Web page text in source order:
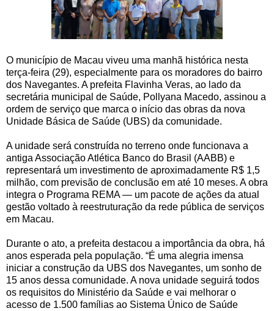
O município de Macau viveu uma manhã histórica nesta
terça-feira (29), especialmente para os moradores do bairro
dos Navegantes. A prefeita Flavinha Veras, ao lado da
secretária municipal de Saúde, Pollyana Macedo, assinou a
ordem de serviço que marca o início das obras da nova
Unidade Básica de Saúde (UBS) da comunidade.
A unidade será construída no terreno onde funcionava a
antiga Associação Atlética Banco do Brasil (AABB) e
representará um investimento de aproximadamente R$ 1,5
milhão, com previsão de conclusão em até 10 meses. A obra
integra o Programa REMA — um pacote de ações da atual
gestão voltado à reestruturação da rede pública de serviços
em Macau.
Durante o ato, a prefeita destacou a importância da obra, há
anos esperada pela população. “É uma alegria imensa
iniciar a construção da UBS dos Navegantes, um sonho de
15 anos dessa comunidade. A nova unidade seguirá todos
os requisitos do Ministério da Saúde e vai melhorar o
acesso de 1.500 famílias ao Sistema Único de Saúde